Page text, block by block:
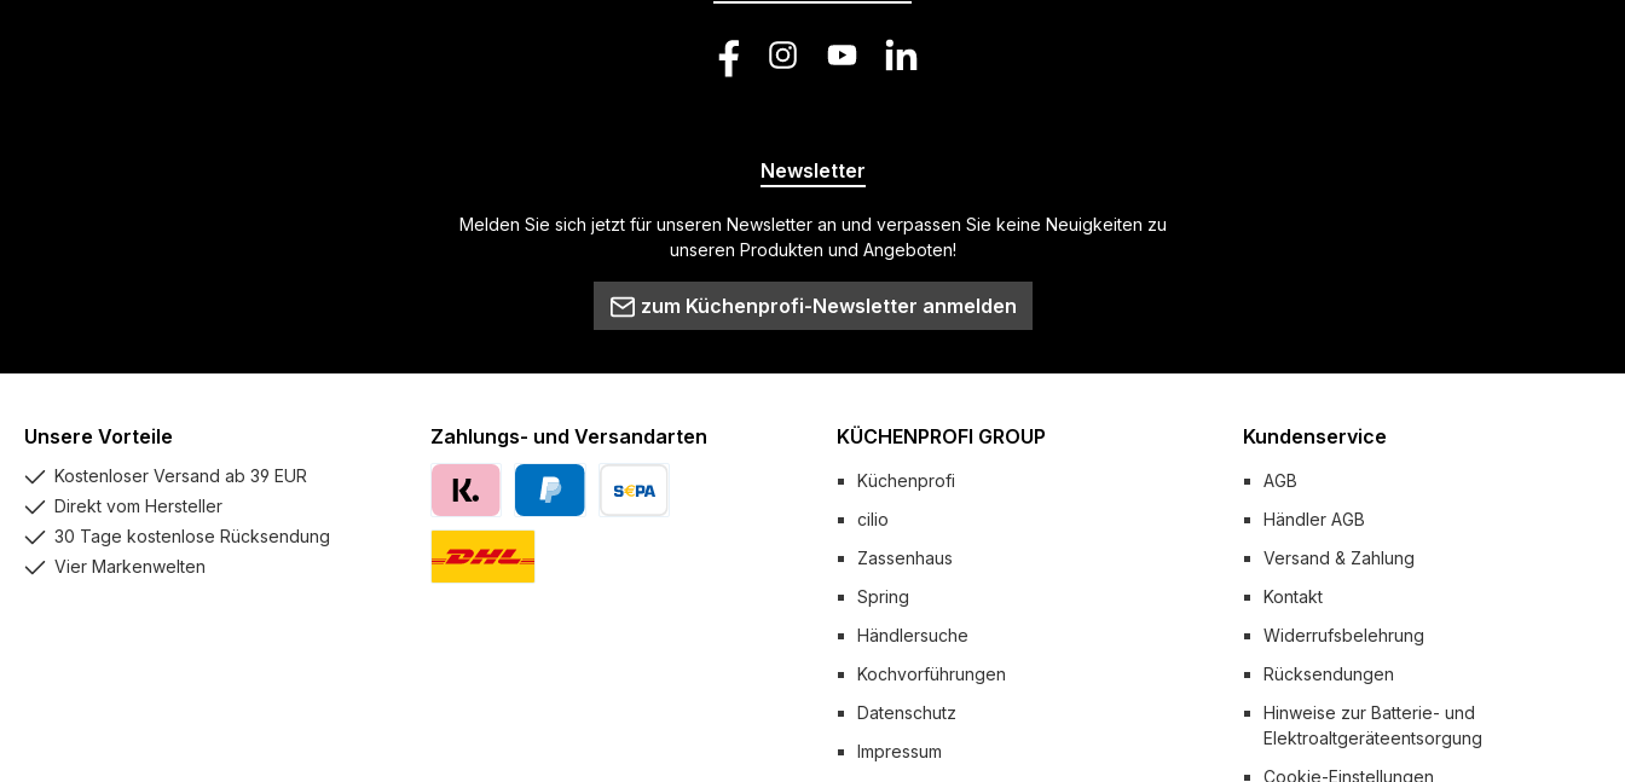
FacebookInstagramYouTube LinkedIn
Newsletter
Melden Sie sich jetzt für unseren Newsletter an und verpassen Sie keine Neuigkeiten zu
unseren Produkten und Angeboten!
zum Küchenprofi-Newsletter anmelden
Unsere Vorteile
Kostenloser Versand ab 39 EUR
Direkt vom Hersteller
30 Tage kostenlose Rücksendung
Vier Markenwelten
Zahlungs- und Versandarten
PayPal
Klarna
KÜCHENPROFI GROUP
Küchenprofi
cilio
Zassenhaus
Spring
Händlersuche
Kochvorführungen
Datenschutz
Impressum
Kundenservice
AGB
Händler AGB
Versand & Zahlung
Kontakt
Widerrufsbelehrung
Rücksendungen
Hinweise zur Batterie- und
Elektroaltgeräteentsorgung
Cookie-Einstellungen